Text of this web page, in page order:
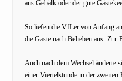
ans Gebälk oder der gute
So liefen die VfLer von Anfang
die Gäste nach Belieben aus. Zur
Auch nach dem Wechsel änderte
einer Viertelstunde in der zweiten